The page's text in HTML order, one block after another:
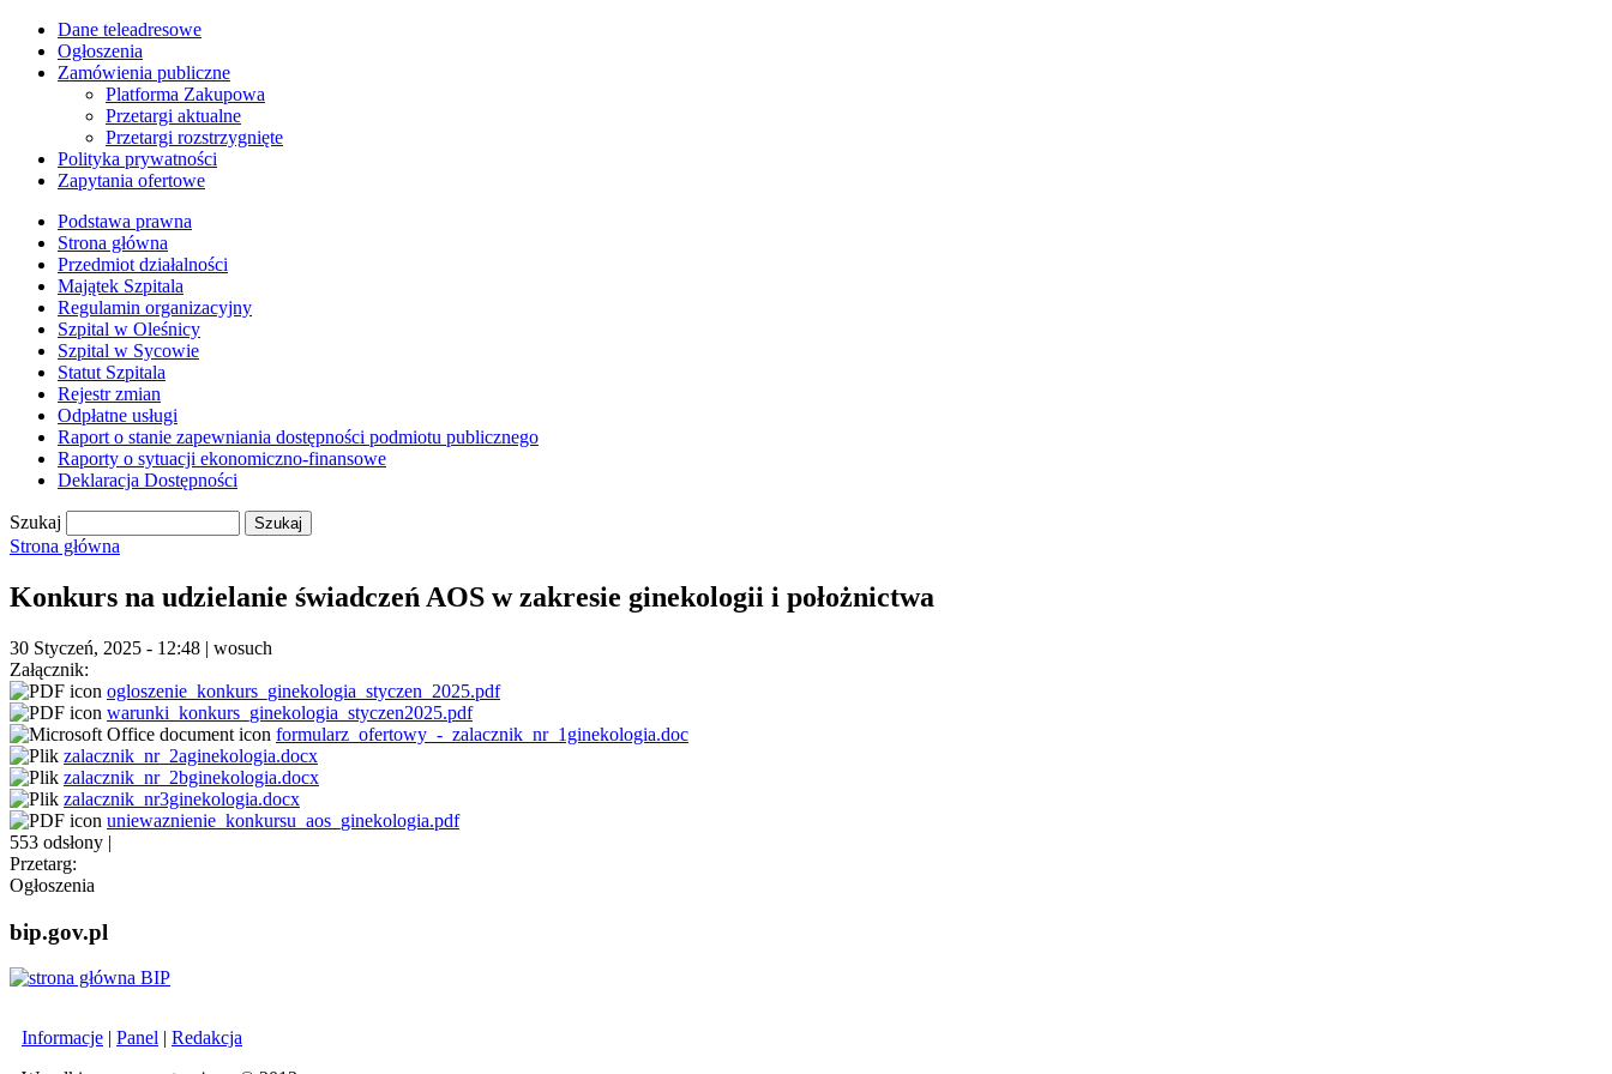
Dane teleadresowe
Ogłoszenia
Zamówienia publiczne
Platforma Zakupowa
Przetargi aktualne
Przetargi rozstrzygnięte
Polityka prywatności
Zapytania ofertowe
Podstawa prawna
Strona główna
Przedmiot działalności
Majątek Szpitala
Regulamin organizacyjny
Szpital w Oleśnicy
Szpital w Sycowie
Statut Szpitala
Rejestr zmian
Odpłatne usługi
Raport o stanie zapewniania dostępności podmiotu publicznego
Raporty o sytuacji ekonomiczno-finansowe
Deklaracja Dostępności
Formularz wyszukiwania
Szukaj
Strona główna
Konkurs na udzielanie świadczeń AOS w zakresie ginekologii i położnictwa
30 Styczeń, 2025 - 12:48 | wosuch
Załącznik:
ogloszenie_konkurs_ginekologia_styczen_2025.pdf
warunki_konkurs_ginekologia_styczen2025.pdf
formularz_ofertowy_-_zalacznik_nr_1ginekologia.doc
zalacznik_nr_2aginekologia.docx
zalacznik_nr_2bginekologia.docx
zalacznik_nr3ginekologia.docx
uniewaznienie_konkursu_aos_ginekologia.pdf
553 odsłony |
Przetarg:
Ogłoszenia
bip.gov.pl
Informacje | Panel | Redakcja